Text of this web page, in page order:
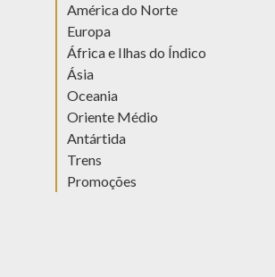
América do Norte
Europa
África e Ilhas do Índico
Ásia
Oceania
Oriente Médio
Antártida
Trens
Promoções